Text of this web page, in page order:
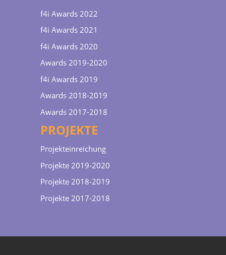
f4i Awards 2022
f4i Awards 2021
f4i Awards 2020
Awards 2019-2020
f4i Awards 2019
Awards 2018-2019
Awards 2017-2018
PROJEKTE
Projekteinreichung
Projekte 2019-2020
Projekte 2018-2019
Projekte 2017-2018